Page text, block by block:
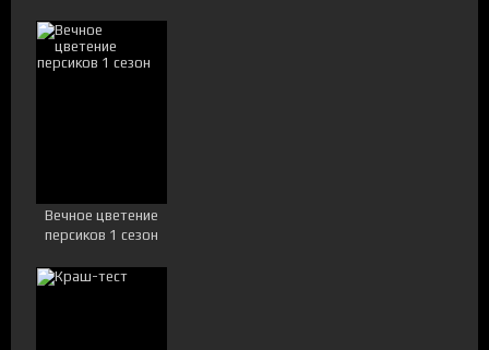
Вечное цветение
персиков 1 сезон